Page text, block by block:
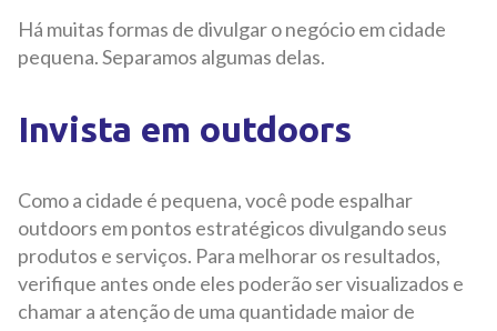
Há muitas formas de divulgar o negócio em cidade
pequena. Separamos algumas delas.
Invista em outdoors
Como a cidade é pequena, você pode espalhar
outdoors em pontos estratégicos divulgando seus
produtos e serviços. Para melhorar os resultados,
verifique antes onde eles poderão ser visualizados e
chamar a atenção de uma quantidade maior de